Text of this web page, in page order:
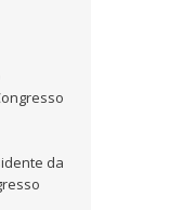
da